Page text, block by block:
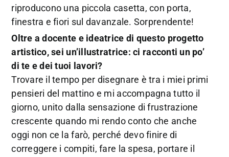
riproducono una piccola casetta, con porta,
finestra e fiori sul davanzale. Sorprendente!
Oltre a docente e ideatrice di questo progetto
artistico, sei un’illustratrice: ci racconti un po’
di te e dei tuoi lavori?
Trovare il tempo per disegnare è tra i miei primi
pensieri del mattino e mi accompagna tutto il
giorno, unito dalla sensazione di frustrazione
crescente quando mi rendo conto che anche
oggi non ce la farò, perché devo finire di
correggere i compiti, fare la spesa, portare il